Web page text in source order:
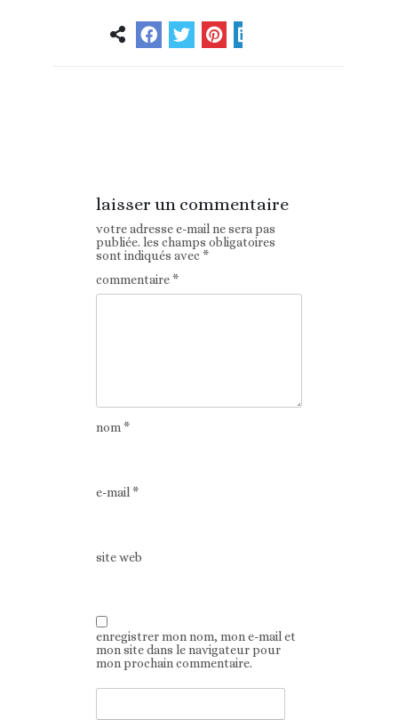
laisser un commentaire
votre adresse e-mail ne sera pas
publiée. les champs obligatoires
sont indiqués avec*
commentaire*
nom*
e-mail*
site web
enregistrer mon nom, mon e-mail et
mon site dans le navigateur pour
mon prochain commentaire.